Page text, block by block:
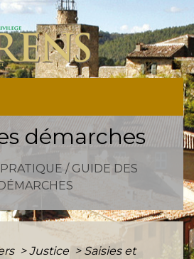
démarches
/ GUIDE DES
DÉMARCHES
> Justice > Saisies et